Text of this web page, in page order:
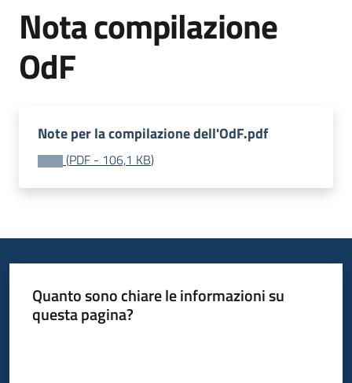
Bandi
e
di
Nota compilazione
OdF
Note per la compilazione dell'OdF.pdf
(PDF - 106,1 KB)
Quanto sono chiare le informazioni su
questa pagina?